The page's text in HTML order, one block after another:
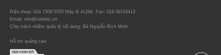
Điện thoại: 024 7309 5555 Máy lẻ 41294. Fax: 024-39743413
Email: info@cafebiz.vn
Chịu trách nhiệm quản lý nội dung: Bà Nguyễn Bích Minh
Hỗ trợ quảng cáo: